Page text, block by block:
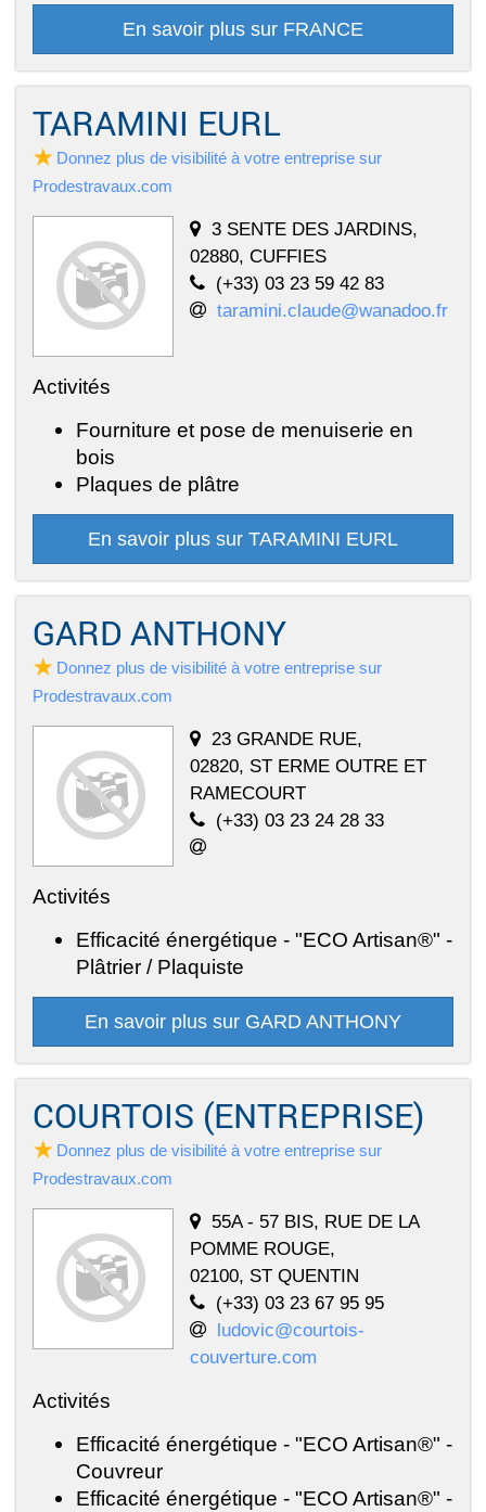
En savoir plus sur FRANCE
TARAMINI EURL
Donnez plus de visibilité à votre entreprise sur
Prodestravaux.com
3 SENTE DES JARDINS,
02880, CUFFIES
(+33) 03 23 59 42 83
taramini.claude@wanadoo.fr
Activités
Fourniture et pose de menuiserie en
bois
Plaques de plâtre
En savoir plus sur TARAMINI EURL
GARD ANTHONY
Donnez plus de visibilité à votre entreprise sur
Prodestravaux.com
23 GRANDE RUE,
02820, ST ERME OUTRE ET
RAMECOURT
(+33) 03 23 24 28 33
Activités
Efficacité énergétique - "ECO Artisan®" -
Plâtrier / Plaquiste
En savoir plus sur GARD ANTHONY
COURTOIS (ENTREPRISE)
Donnez plus de visibilité à votre entreprise sur
Prodestravaux.com
55A - 57 BIS, RUE DE LA
POMME ROUGE,
02100, ST QUENTIN
(+33) 03 23 67 95 95
ludovic@courtois-
couverture.com
Activités
Efficacité énergétique - "ECO Artisan®" -
Couvreur
Efficacité énergétique - "ECO Artisan®" -